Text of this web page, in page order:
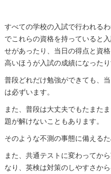
すべての学校の入試で行われる
でこれらの資格を持っていると
せがあったり、当日の得点と資
高いほうが入試の成績になったり
普段どれだけ勉強ができても、
は必ずいます。
また、普段は大丈夫でもたまた
題が解けないこともあります。
そのような不測の事態に備える
また、共通テストに変わってか
なり、英検は対策のしやすさか